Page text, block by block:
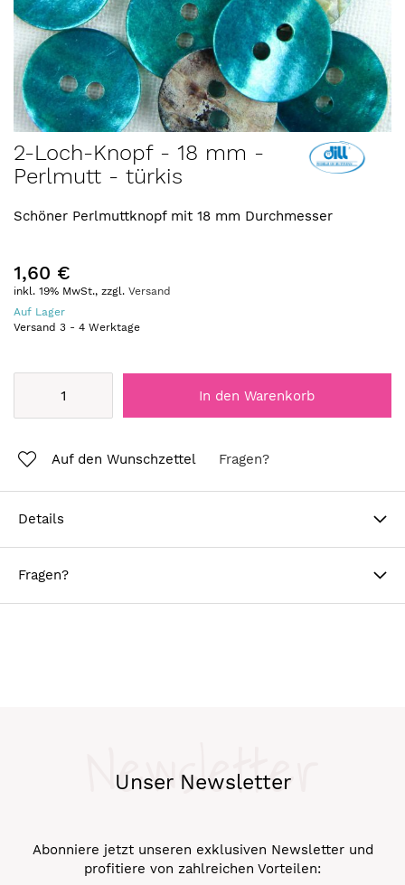
Anfang
der
springen
2-Loch-Knopf - 18 mm -
Perlmutt - türkis
Schöner Perlmuttknopf mit 18 mm Durchmesser
1,60 €
inkl. 19% MwSt., zzgl. Versand
Auf Lager
Versand 3 - 4 Werktage
In den Warenkorb
Auf den Wunschzettel Fragen?
Details
Fragen?
Unser Newsletter
Newsletter
Abonniere jetzt unseren exklusiven Newsletter und
profitiere von zahlreichen Vorteilen: